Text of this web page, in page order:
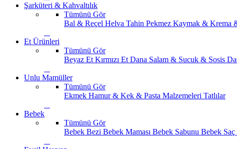
Şarküteri & Kahvaltılık
Tümünü Gör
Bal & Reçel Helva Tahin Pekmez Kaymak & Krema
Et Ürünleri
Tümünü Gör
Beyaz Et Kırmızı Et Dana Salam & Sucuk & Sosis
Unlu Mamüller
Tümünü Gör
Ekmek Hamur & Kek & Pasta Malzemeleri Tatlılar
Bebek
Tümünü Gör
Bebek Bezi Bebek Maması Bebek Sabunu Bebek Saç